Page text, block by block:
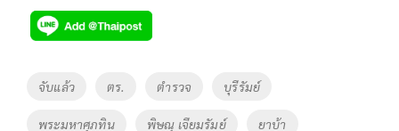
e
b
o
tt
er
p
y
Tags
จับแล้ว ตร. ตำรวจ บุรีรัมย์
พระมหาศุภทิน พิษณุ เจียมรัมย์ ยาบ้า